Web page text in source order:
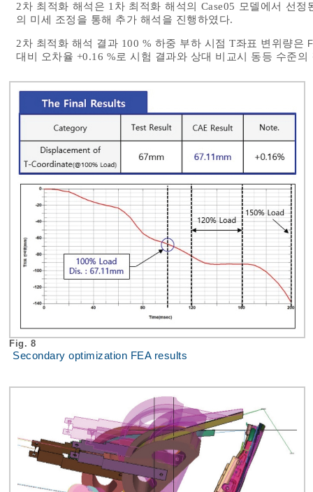
2차 최적화 해석은 1차 최적화 해석의 Case05 모델에서 선
의 미세 조정을 통해 추가 해석을 진행하였다.
2차 최적화 해석 결과 100 % 하중 부하 시점 T좌표 변위량은
대비 오차율 +0.16 %로 시험 결과와 상대 비교시 동등 수준의
Fig. 8
Secondary optimization FEA results